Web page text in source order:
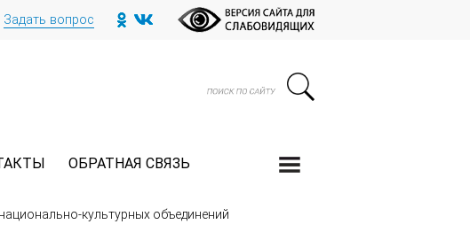
Задать вопрос
ОБРАТНАЯ СВЯЗЬ
культурных объединений